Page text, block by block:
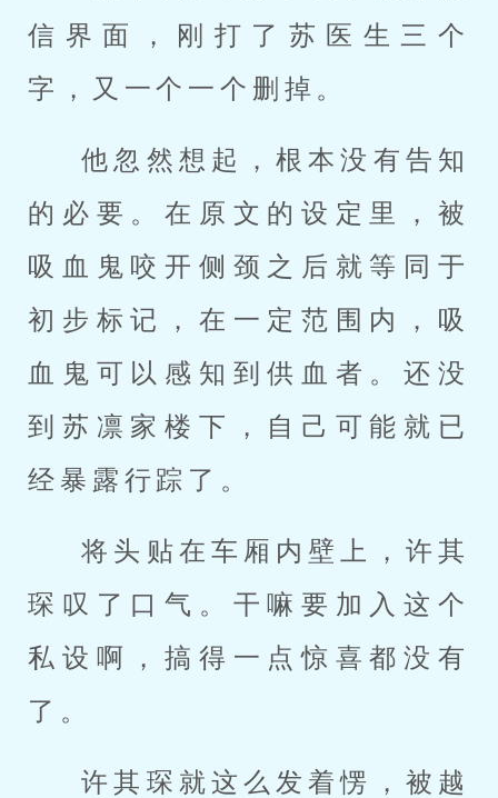
信界面，刚打了苏医生三个
字，又一个一个删掉。
他忽然想起，根本没有告知
的必要。在原文的设定里，被
吸血鬼咬开侧颈之后就等同于
初步标记，在一定范围内，吸
血鬼可以感知到供血者。还没
到苏凛家楼下，自己可能就已
经暴露行踪了。
将头贴在车厢内壁上，许其
琛叹了口气。干嘛要加入这个
私设啊，搞得一点惊喜都没有
了。
许其琛就这么发着愣，被越